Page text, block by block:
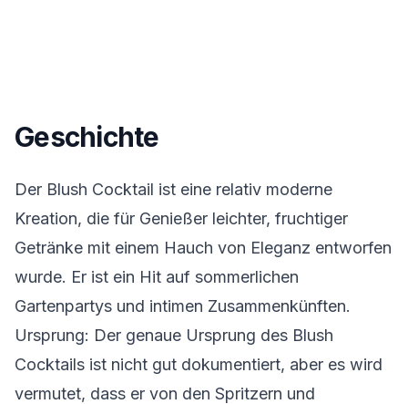
Geschichte
Der Blush Cocktail ist eine relativ moderne
Kreation, die für Genießer leichter, fruchtiger
Getränke mit einem Hauch von Eleganz entworfen
wurde. Er ist ein Hit auf sommerlichen
Gartenpartys und intimen Zusammenkünften.
Ursprung: Der genaue Ursprung des Blush
Cocktails ist nicht gut dokumentiert, aber es wird
vermutet, dass er von den Spritzern und